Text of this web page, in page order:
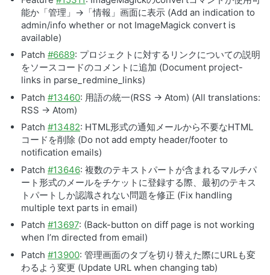
能か「管理」→「情報」画面に表示 (Add an indication to
admin/info whether or not ImageMagick convert is
available)
Patch #6689: プロジェクトに対するリンクについての説明
をソースコードのコメントに追加 (Document project-
links in parse_redmine_links)
Patch #13460: 用語の統一(RSS → Atom) (All translations:
RSS → Atom)
Patch #13482: HTML形式の通知メールから不要なHTML
コードを削除 (Do not add empty header/footer to
notification emails)
Patch #13646: 複数のテキストパートが含まれるマルチパ
ート形式のメールをチケットに登録する際、最初のテキス
トパートしか認識されない問題を修正 (Fix handling
multiple text parts in email)
Patch #13697: (Back-button on diff page is not working
when I’m directed from email)
Patch #13900: 管理画面のタブを切り替えた際にURLも変
わるよう変更 (Update URL when changing tab)